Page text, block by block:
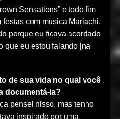
Sensations” e todo fim
com música Mariachi.
porque eu ficava acordado
que eu estou falando [na
de sua vida no qual você
documentá-la?
pensei nisso, mas tenho
inspirado por uma